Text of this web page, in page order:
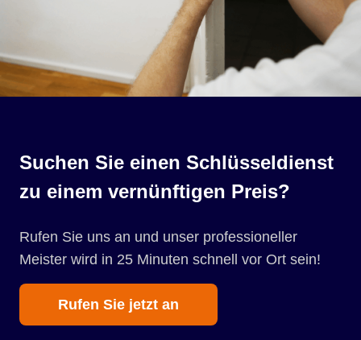
Suchen Sie einen Schlüsseldienst
zu einem vernünftigen Preis?
Rufen Sie uns an und unser professioneller
Meister wird in 25 Minuten schnell vor Ort sein!
Rufen Sie jetzt an